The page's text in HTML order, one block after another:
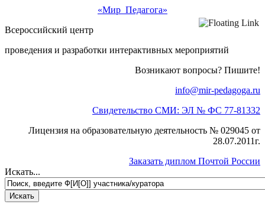
«Мир Педагога»
Всероссийский центр
проведения и разработки интерактивных мероприятий
Возникают вопросы? Пишите!
info@mir-pedagoga.ru
Свидетельство СМИ: ЭЛ № ФС 77-81332
Лицензия на образовательную деятельность № 029045 от
28.07.2011г.
Заказать диплом Почтой России
Искать...